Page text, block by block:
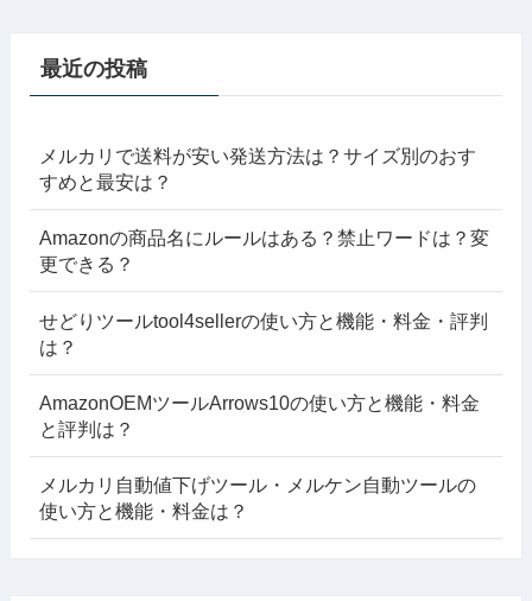
最近の投稿
メルカリで送料が安い発送方法は？サイズ別のおす
すめと最安は？
Amazonの商品名にルールはある？禁止ワードは？変
更できる？
せどりツールtool4sellerの使い方と機能・料金・評判
は？
AmazonOEMツールArrows10の使い方と機能・料金
と評判は？
メルカリ自動値下げツール・メルケン自動ツールの
使い方と機能・料金は？